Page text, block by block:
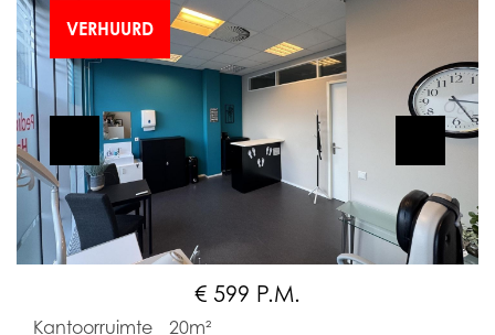
VERHUURD
€ 599 P.M.
Kantoorruimte 20m²